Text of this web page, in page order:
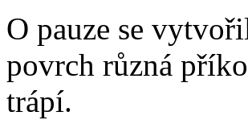
O pauze se
povrch různá
trápí.